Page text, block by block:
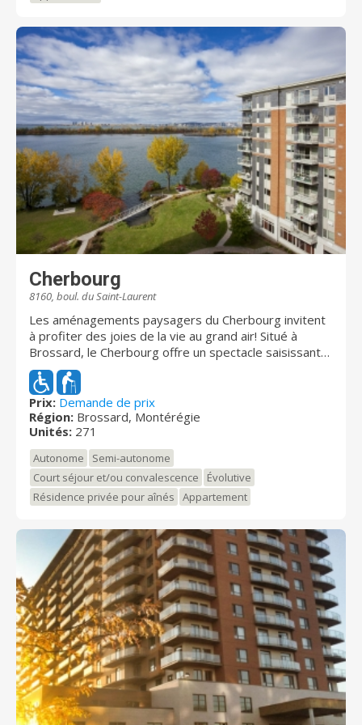
Cherbourg
8160, boul. du Saint-Laurent
Les aménagements paysagers du Cherbourg invitent
à profiter des joies de la vie au grand air! Situé à
Brossard, le Cherbourg offre un spectacle saisissant
sur la voie maritime du Saint-Laurent. Vous serez
entouré de gens intéressants avec qui vous pourrez
partager vos intérêts et vos moments de loisir dans
un environnement de qualité supérieur, situé dans un
emplacement exceptionnel.
Prix: Demande de prix
Région: Brossard, Montérégie
Unités: 271
Autonome
Semi-autonome
Court séjour et/ou convalescence
Évolutive
Résidence privée pour aînés
Appartement